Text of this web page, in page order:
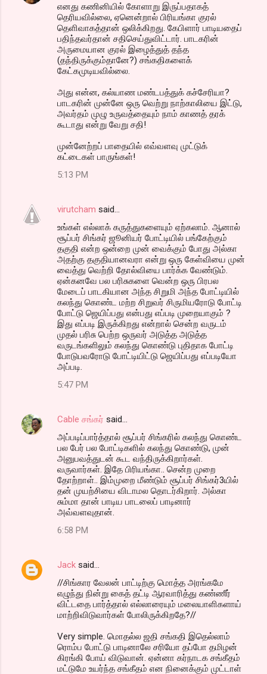
எனது கணினியில் கோளாறு இருப்பதாகத்
தெரியவில்லை, ஏனென்றால் பிரியங்கா குரல்
தெளிவாகத்தான் ஒலிக்கிறது. கேபிளார் பாடியதைப்
பதிந்தவர்தான் சதிசெய்துவிட்டார். பாடகரின்
அருமையான குரல் இழைத்துத் தந்த
(தந்திருக்கும்தானே?) சங்கதிகளைக்
கேட்கமுடியவில்லை.
அது என்ன, கல்யாண மண்டபத்துக் கச்சேரியா?
பாடகரின் முன்னே ஒரு வெற்று நாற்காலியை இட்டு,
அவர்தம் முழு உருவத்தையும் நாம் காணத் தரக்
கூடாது என்று வேறு சதி!
முன்னேற்றப் பாதையில் எவ்வளவு முட்டுக்
கட்டைகள் பாருங்கள்!
5:13 PM
virutcham said…
உங்கள் எல்லாக் கருத்துகளையும் ஏற்கலாம். ஆனால்
சூப்பர் சிங்கர் ஜூனியர் போட்டியில் பங்கேற்கும்
தகுதி என்ற ஒன்றை முன் வைக்கும் போது அல்கா
அதற்கு தகுதியானவரா என்று ஒரு கேள்வியை முன்
வைத்து வெற்றி தோல்வியை பார்க்க வேண்டும்.
ஏன்கனவே பல பரிசுகளை வென்ற ஒரு பிரபல
மேடைப் பாடகியான அந்த சிறுமி அந்த போட்டியில்
கலந்து கொண்ட மற்ற சிறுவர் சிருமியரோடு போட்டி
போட்டு ஜெயிப்பது என்பது எப்படி முறையாகும் ?
இது எப்படி இருக்கிறது என்றால் சென்ற வருடம்
முதல் பரிசு பெற்ற ஒருவர் அடுத்த அடுத்த
வருடங்களிலும் கலந்து கொண்டு புதிதாக போட்டி
போடுபவரோடு போட்டியிட்டு ஜெயிப்பது எப்படியோ
அப்படி.
5:47 PM
Cable சங்கர் said…
அப்படிப்பார்த்தால் சூப்பர் சிங்கரில் கலந்து கொண்ட
பல பேர் பல போட்டிகளில் கலந்து கொண்டு, முன்
அனுபவத்துடன் கூட வந்திருக்கிறார்கள்.
வருவார்கள். இதே பிரியங்கா.. சென்ற முறை
தோற்றாள்.. இம்முறை மீண்டும் சூப்பர் சிங்கர்3யில்
தன் முயற்சியை விடாமல தொடர்கிறார். அல்கா
சும்மா தான் பாடிய பாடலைப் பாடினார்
அவ்வளவுதான்.
6:58 PM
Jack said…
//சிங்கார வேலன் பாட்டிற்கு மொத்த அரங்கமே
எழுந்து நின்று கைத் தட்டி ஆரவாரித்து கண்ணீர்
விட்டதை பார்த்தால் எல்லாரையும் மலையாளிகளாய்
மாற்றிவிடுவார்கள் போலிருக்கிறதே?//
Very simple. மொதல்ல ஜதி சங்கதி இதெல்லாம்
ரொம்ப போட்டு பாடினாலே சரியோ தப்போ தமிழன்
கிரங்கி போய் விடுவான். ஏன்னா கர்நாடக சங்கீதம்
மட்டுமே உயர்ந்த சங்கீதம் என நினைக்கும் முட்டாள்